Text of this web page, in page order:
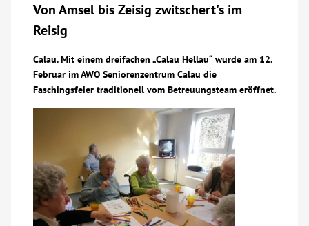
Beratung & Hilfe
Begegnung
Bildung
Veranstaltungen
Spenden
Von Amsel bis Zeisig zwitschert's im
Reisig
Calau. Mit einem dreifachen „Calau Hellau“ wurde am 12.
Februar im AWO Seniorenzentrum Calau die
Faschingsfeier traditionell vom Betreuungsteam eröffnet.